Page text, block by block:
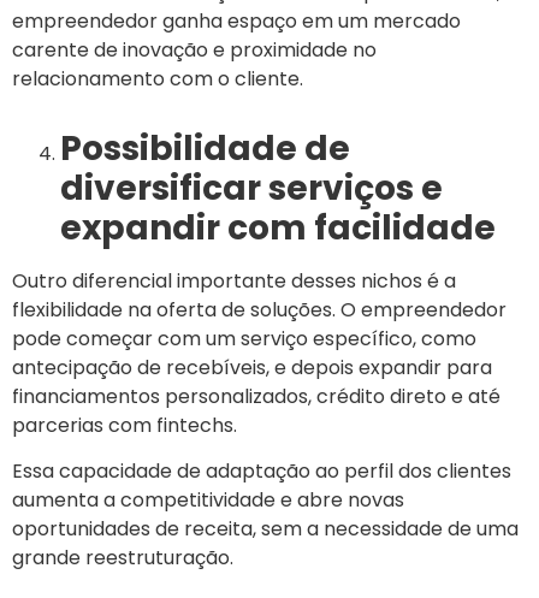
empreendedor ganha espaço em um mercado
carente de inovação e proximidade no
relacionamento com o cliente.
Possibilidade de
diversificar serviços e
expandir com facilidade
Outro diferencial importante desses nichos é a
flexibilidade na oferta de soluções. O empreendedor
pode começar com um serviço específico, como
antecipação de recebíveis, e depois expandir para
financiamentos personalizados, crédito direto e até
parcerias com fintechs.
Essa capacidade de adaptação ao perfil dos clientes
aumenta a competitividade e abre novas
oportunidades de receita, sem a necessidade de uma
grande reestruturação.